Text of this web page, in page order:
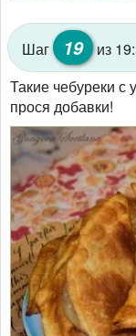
Шаг 19 из 19:
Такие чебуреки с
прося добавки!